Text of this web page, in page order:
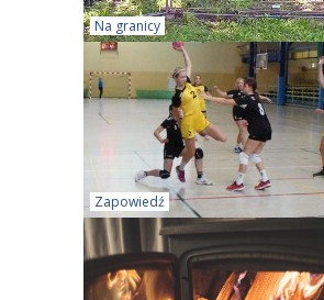
Na granicy
Zapowiedź